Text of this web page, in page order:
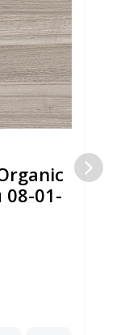
08-01-